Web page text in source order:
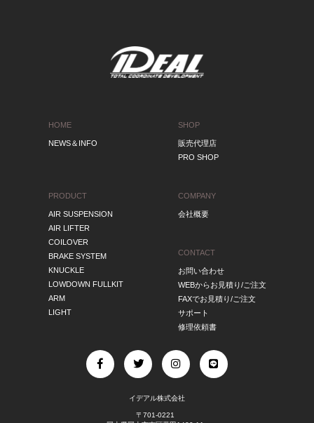
HOME
NEWS＆INFO
PRODUCT
AIR SUSPENSION
AIR LIFTER
COILOVER
BRAKE SYSTEM
KNUCKLE
LOWDOWN FULLKIT
ARM
LIGHT
SHOP
販売代理店
PRO SHOP
COMPANY
会社概要
CONTACT
お問い合わせ
WEBからお見積り/ご注文
FAXでお見積り/ご注文
サポート
修理依頼書
イデアル株式会社
〒701-0221